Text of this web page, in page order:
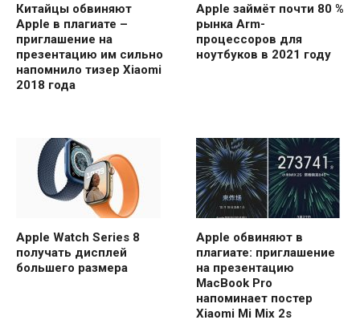
Китайцы обвиняют
Apple в плагиате –
приглашение на
презентацию им сильно
напомнило тизер Xiaomi
2018 года
Apple займёт почти 80 %
рынка Arm-
процессоров для
ноутбуков в 2021 году
Apple Watch Series 8
получать дисплей
большего размера
Apple обвиняют в
плагиате: приглашение
на презентацию
MacBook Pro
напоминает постер
Xiaomi Mi Mix 2s